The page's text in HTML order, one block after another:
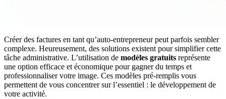
Créer des factures en tant qu’auto-entrepreneur peut parfois sembler
complexe. Heureusement, des solutions existent pour simplifier cette
tâche administrative. L’utilisation de modèles gratuits représente
une option efficace et économique pour gagner du temps et
professionnaliser votre image. Ces modèles pré-remplis vous
permettent de vous concentrer sur l’essentiel : le développement de
votre activité.